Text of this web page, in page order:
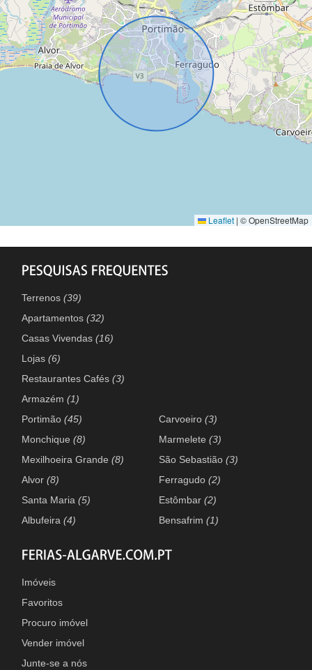
Leaflet | © OpenStreetMap
Terrenos(39)
Apartamentos(32)
Casas Vivendas(16)
Lojas(6)
Restaurantes Cafés(3)
Armazém(1)
Portimão(45)
Monchique(8)
Mexilhoeira Grande(8)
Alvor(8)
Santa Maria(5)
Albufeira(4)
Carvoeiro(3)
Marmelete(3)
São Sebastião(3)
Ferragudo(2)
Estômbar(2)
Bensafrim(1)
Imóveis
Favoritos
Procuro imóvel
Vender imóvel
Junte-se a nós